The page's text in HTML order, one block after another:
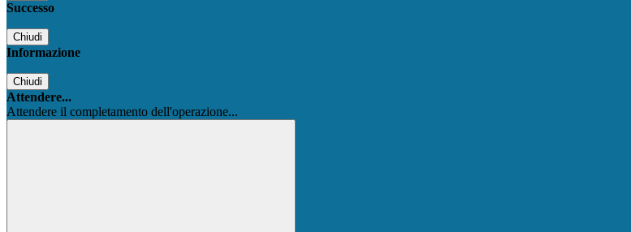
Successo
Chiudi
Informazione
Chiudi
Attendere...
Attendere il completamento dell'operazione...